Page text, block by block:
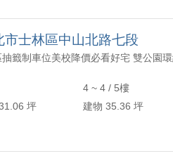
士林區中山北路七段
4 ~ 4 / 5樓
坪
建物 35.36 坪